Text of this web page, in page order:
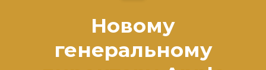
Новому
генеральному